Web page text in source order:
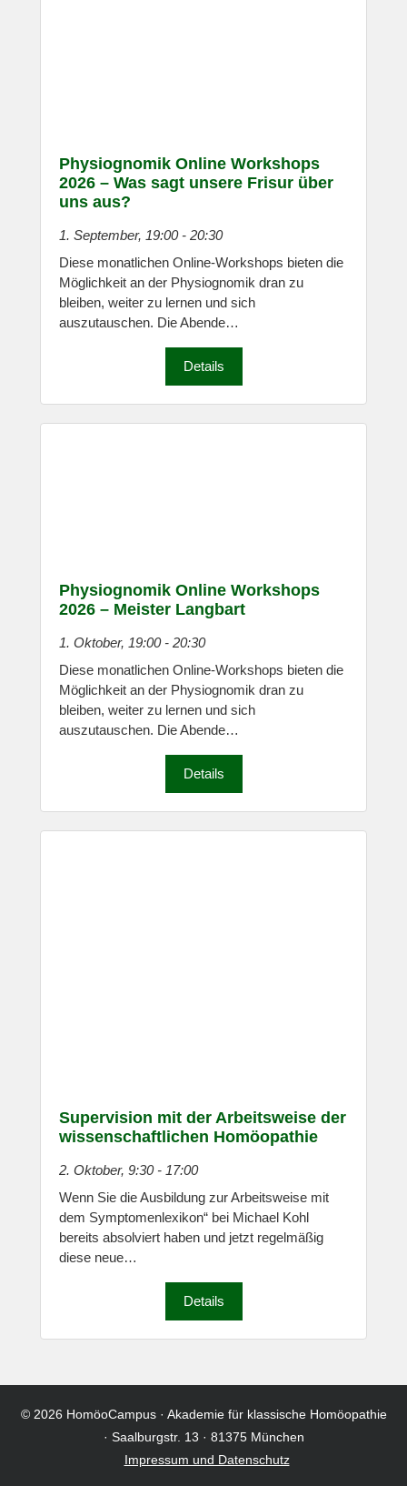
Physiognomik Online Workshops
2026 – Was sagt unsere Frisur über
uns aus?
1. September, 19:00- 20:30
Diese monatlichen Online-Workshops bieten die
Möglichkeit an der Physiognomik dran zu
bleiben, weiter zu lernen und sich
auszutauschen. Die Abende…
Details
Physiognomik Online Workshops
2026 – Meister Langbart
1. Oktober, 19:00- 20:30
Diese monatlichen Online-Workshops bieten die
Möglichkeit an der Physiognomik dran zu
bleiben, weiter zu lernen und sich
auszutauschen. Die Abende…
Details
Supervision mit der Arbeitsweise der
wissenschaftlichen Homöopathie
2. Oktober, 9:30- 17:00
Wenn Sie die Ausbildung zur Arbeitsweise mit
dem Symptomenlexikon“ bei Michael Kohl
bereits absolviert haben und jetzt regelmäßig
diese neue…
Details
© 2026 HomöoCampus· Akademie für klassische Homöopathie
· Saalburgstr. 13 · 81375 München
Impressum und Datenschutz